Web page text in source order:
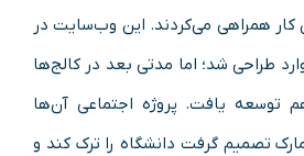
کار همراهی می‌کردند. این وب‌سایت در
طراحی شد؛ اما مدتی بعد در کالج‌ها
توسعه یافت. پروژه اجتماعی آن‌ها
تصمیم گرفت دانشگاه را ترک کند و